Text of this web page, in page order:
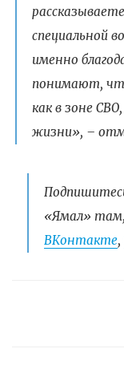
специальной
именно
понимают,
как в зоне
жизни», –
«Ямал» там,
ВКонтакте,